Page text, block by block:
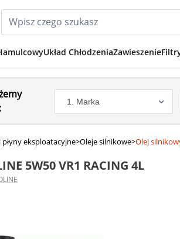
Układ ChłodzeniaZawieszenie
płyny eksploatacyjne>Oleje silnikowe>Olej
5W50 VR1 RACING 4L